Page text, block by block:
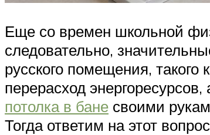
Еще со времен школьной
следовательно,
русского помещения, такого
перерасход
потолка в бане своими
Тогда ответим на этот